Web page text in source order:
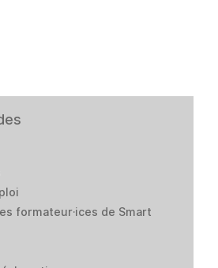
formateur·ices de Smart